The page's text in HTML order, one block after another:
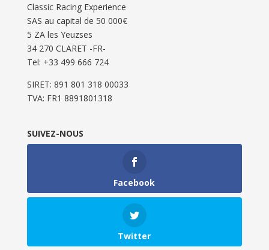
Classic Racing Experience
SAS au capital de 50 000€
5 ZA les Yeuzses
34 270 CLARET -FR-
Tel: ‭+33 499 666 724‬
SIRET: 891 801 318 00033
TVA: FR1 8891801318
SUIVEZ-NOUS
Facebook
Twitter